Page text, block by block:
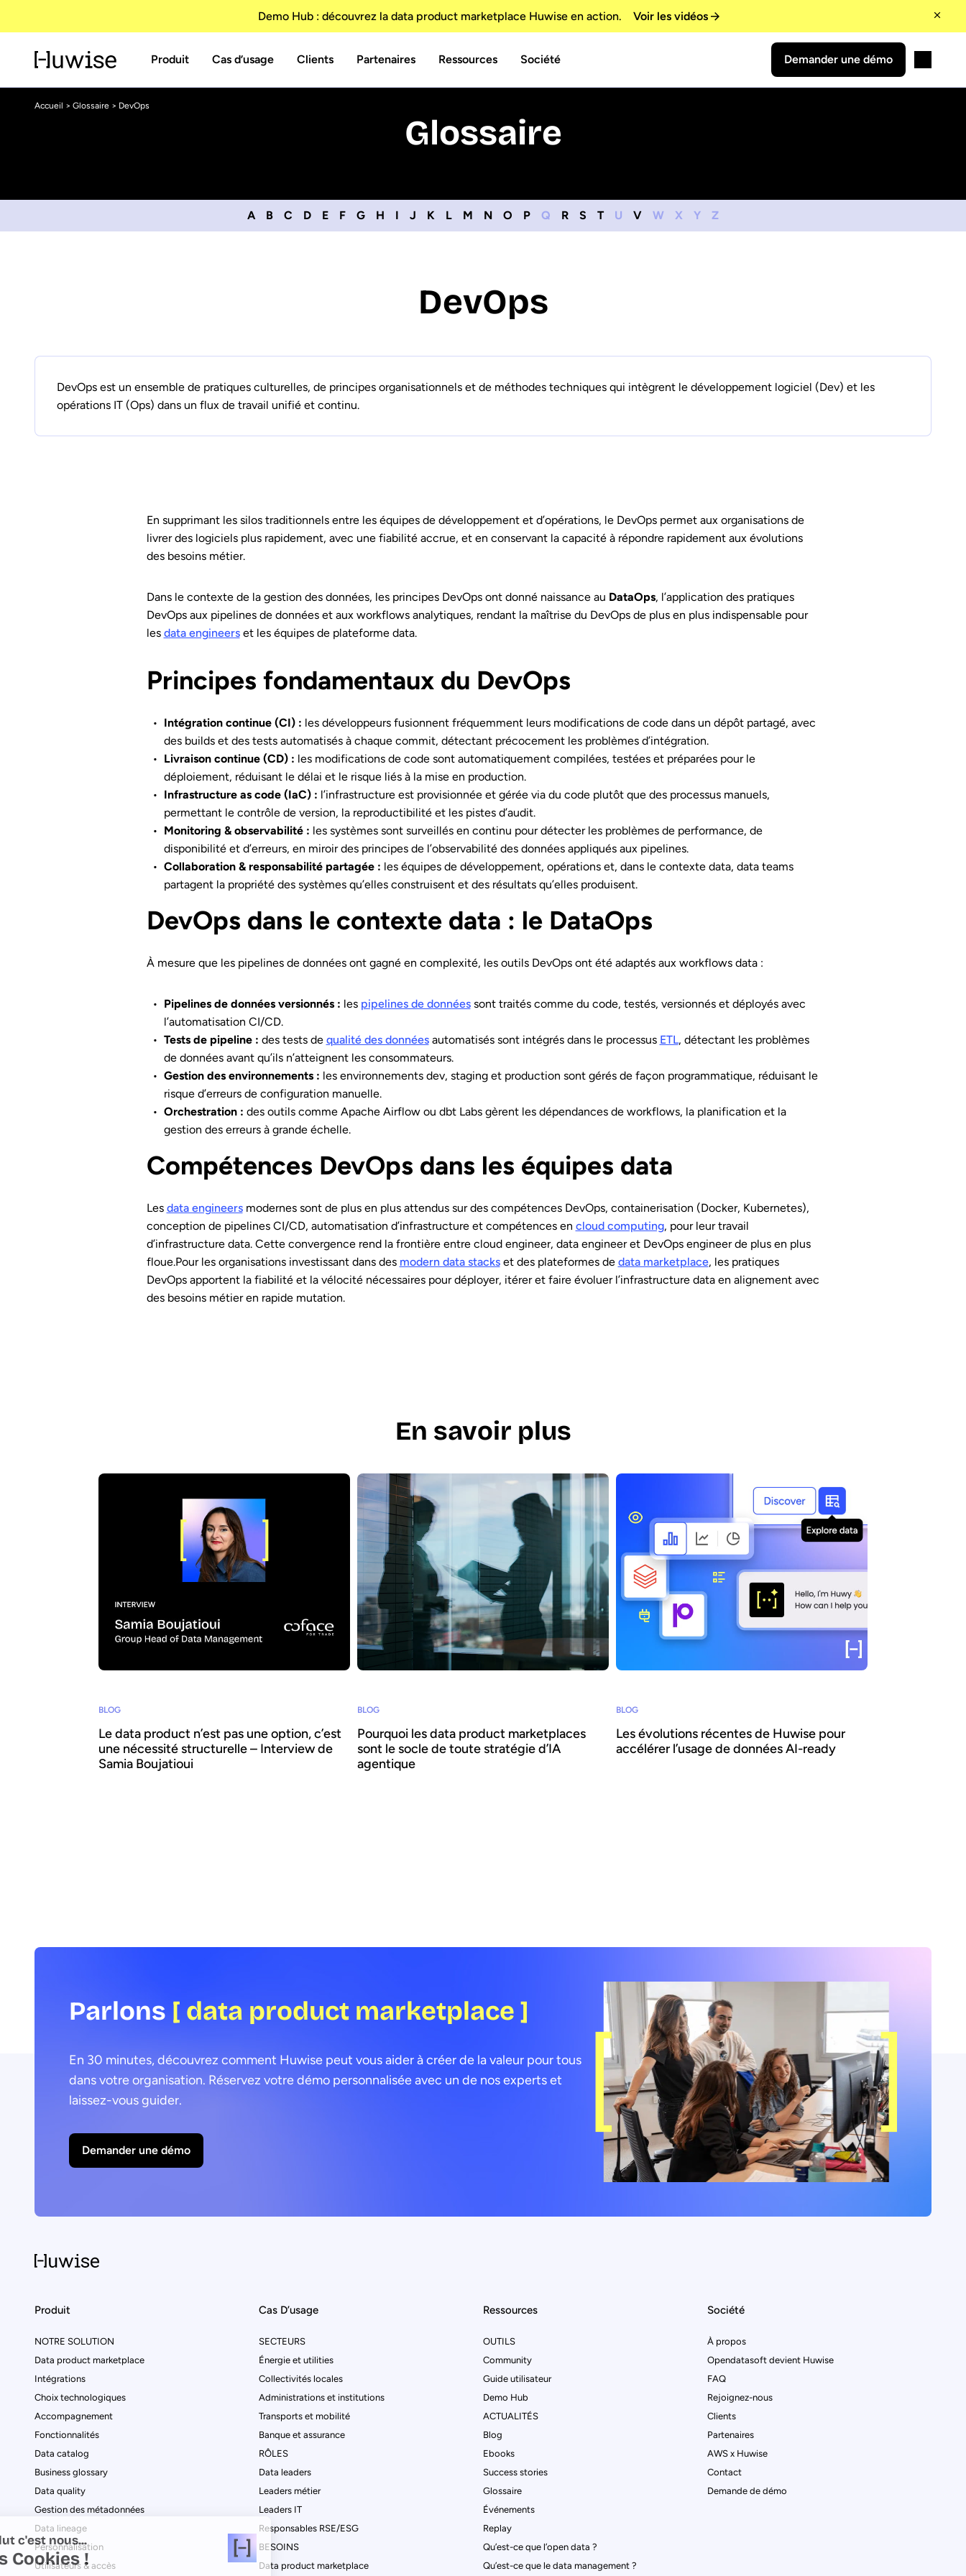
Demo Hub : découvrez la data product marketplace Huwise en action. Voir les vidéos
Produit Cas d’usage Clients Partenaires Ressources Société Demander une démo
Accueil > Glossaire > DevOps
Glossaire
A B C D E F G H I J K L M N O P Q R S T U V W X Y Z
DevOps
DevOps est un ensemble de pratiques culturelles, de principes organisationnels et de méthodes techniques qui intègrent le développement logiciel (Dev) et les
opérations IT (Ops) dans un flux de travail unifié et continu.
En supprimant les silos traditionnels entre les équipes de développement et d’opérations, le DevOps permet aux organisations de
livrer des logiciels plus rapidement, avec une fiabilité accrue, et en conservant la capacité à répondre rapidement aux évolutions
des besoins métier.
Dans le contexte de la gestion des données, les principes DevOps ont donné naissance au DataOps, l’application des pratiques
DevOps aux pipelines de données et aux workflows analytiques, rendant la maîtrise du DevOps de plus en plus indispensable pour
les data engineerset les équipes de plateforme data.
Principes fondamentaux du DevOps
Intégration continue (CI) : les développeurs fusionnent fréquemment leurs modifications de code dans un dépôt partagé, avec
des builds et des tests automatisés à chaque commit, détectant précocement les problèmes d’intégration.
Livraison continue (CD) : les modifications de code sont automatiquement compilées, testées et préparées pour le
déploiement, réduisant le délai et le risque liés à la mise en production.
Infrastructure as code (IaC) : l’infrastructure est provisionnée et gérée via du code plutôt que des processus manuels,
permettant le contrôle de version, la reproductibilité et les pistes d’audit.
Monitoring & observabilité : les systèmes sont surveillés en continu pour détecter les problèmes de performance, de
disponibilité et d’erreurs, en miroir des principes de l’observabilité des données appliqués aux pipelines.
Collaboration & responsabilité partagée : les équipes de développement, opérations et, dans le contexte data, data teams
partagent la propriété des systèmes qu’elles construisent et des résultats qu’elles produisent.
DevOps dans le contexte data : le DataOps
À mesure que les pipelines de données ont gagné en complexité, les outils DevOps ont été adaptés aux workflows data :
Pipelines de données versionnés : les pipelines de donnéessont traités comme du code, testés, versionnés et déployés avec
l’automatisation CI/CD.
Tests de pipeline : des tests de qualité des donnéesautomatisés sont intégrés dans le processus ETL, détectant les problèmes
de données avant qu’ils n’atteignent les consommateurs.
Gestion des environnements : les environnements dev, staging et production sont gérés de façon programmatique, réduisant le
risque d’erreurs de configuration manuelle.
Orchestration : des outils comme Apache Airflow ou dbt Labs gèrent les dépendances de workflows, la planification et la
gestion des erreurs à grande échelle.
Compétences DevOps dans les équipes data
Les data engineersmodernes sont de plus en plus attendus sur des compétences DevOps, containerisation (Docker, Kubernetes),
conception de pipelines CI/CD, automatisation d’infrastructure et compétences en cloud computing, pour leur travail
d’infrastructure data. Cette convergence rend la frontière entre cloud engineer, data engineer et DevOps engineer de plus en plus
floue.Pour les organisations investissant dans des modern data stackset des plateformes de data marketplace, les pratiques
DevOps apportent la fiabilité et la vélocité nécessaires pour déployer, itérer et faire évoluer l’infrastructure data en alignement avec
des besoins métier en rapide mutation.
En savoir plus
BLOG
Le data product n’est pas une option, c’est
une nécessité structurelle – Interview de
Samia Boujatioui
BLOG
Pourquoi les data product marketplaces
sont le socle de toute stratégie d’IA
agentique
BLOG
Les évolutions récentes de Huwise pour
accélérer l’usage de données AI-ready
Parlons [ data product marketplace ]
En 30 minutes, découvrez comment Huwise peut vous aider à créer de la valeur pour tous
dans votre organisation. Réservez votre démo personnalisée avec un de nos experts et
laissez-vous guider.
Demander une démo
Produit
NOTRE SOLUTION
Data product marketplace
Intégrations
Choix technologiques
Accompagnement
Fonctionnalités
Data catalog
Business glossary
Data quality
Gestion des métadonnées
Data lineage
Personnalisation
Utilisateurs & accès
Cas D’usage
SECTEURS
Énergie et utilities
Collectivités locales
Administrations et institutions
Transports et mobilité
Banque et assurance
RÔLES
Data leaders
Leaders métier
Leaders IT
Responsables RSE/ESG
BESOINS
Data product marketplace
Ressources
OUTILS
Community
Guide utilisateur
Demo Hub
ACTUALITÉS
Blog
Ebooks
Success stories
Glossaire
Événements
Replay
Qu’est-ce que l’open data ?
Qu’est-ce que le data management ?
Société
À propos
Opendatasoft devient Huwise
FAQ
Rejoignez-nous
Clients
Partenaires
AWS x Huwise
Contact
Demande de démo
Salut c'est nous...
les Cookies !